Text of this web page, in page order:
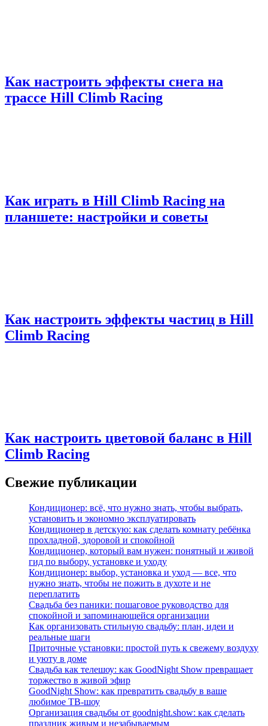
Как настроить эффекты снега на
трассе Hill Climb Racing
Как играть в Hill Climb Racing на
планшете: настройки и советы
Как настроить эффекты частиц в Hill
Climb Racing
Как настроить цветовой баланс в Hill
Climb Racing
Свежие публикации
Кондиционер: всё, что нужно знать, чтобы выбрать,
установить и экономно эксплуатировать
Кондиционер в детскую: как сделать комнату ребёнка
прохладной, здоровой и спокойной
Кондиционер, который вам нужен: понятный и живой
гид по выбору, установке и уходу
Кондиционер: выбор, установка и уход — все, что
нужно знать, чтобы не пожить в духоте и не
переплатить
Свадьба без паники: пошаговое руководство для
спокойной и запоминающейся организации
Как организовать стильную свадьбу: план, идеи и
реальные шаги
Приточные установки: простой путь к свежему воздуху
и уюту в доме
Свадьба как телешоу: как GoodNight Show превращает
торжество в живой эфир
GoodNight Show: как превратить свадьбу в ваше
любимое ТВ-шоу
Организация свадьбы от goodnight.show: как сделать
праздник живым и незабываемым